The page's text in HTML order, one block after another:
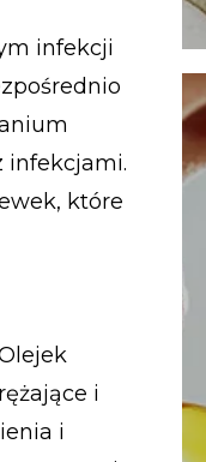
infekcji
infekcjami.
które
i
i